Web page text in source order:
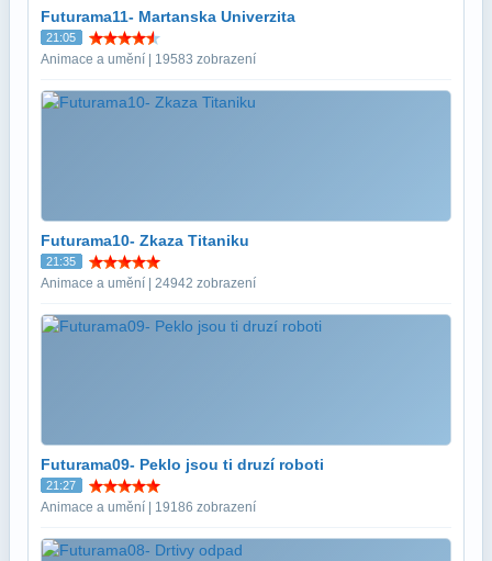
Futurama11- Martanska Univerzita
21:05
Animace a umění | 19583 zobrazení
Futurama10- Zkaza Titaniku
21:35
Animace a umění | 24942 zobrazení
Futurama09- Peklo jsou ti druzí roboti
21:27
Animace a umění | 19186 zobrazení